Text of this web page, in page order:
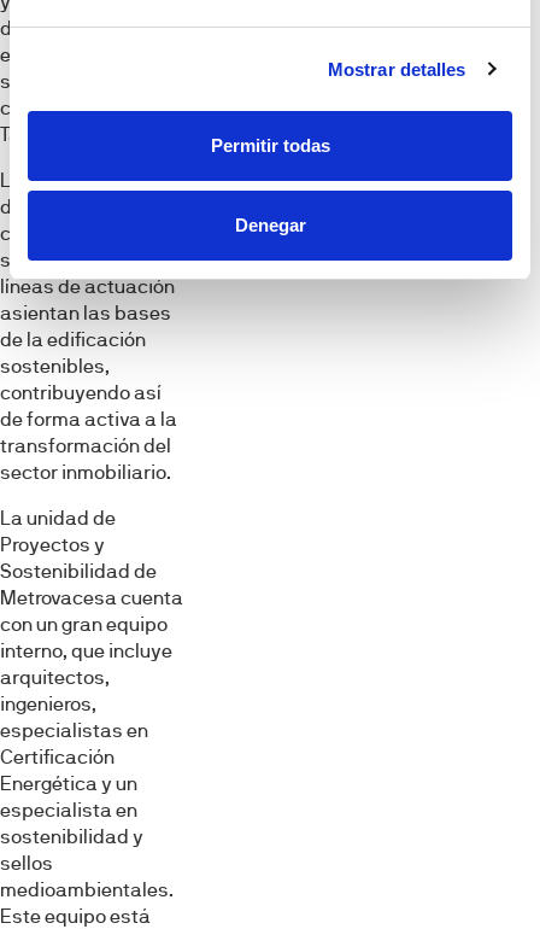
Mostrar detalles
Permitir todas
Denegar
de la Unión Europea
en materia de
sostenibilidad,
como Level(s) y
Taxonomia.
La estructura final
de Domum califica 5
categorías y 29
subcategorías. Las
líneas de actuación
asientan las bases
de la edificación
sostenibles,
contribuyendo así
de forma activa a la
transformación del
sector inmobiliario.
La unidad de
Proyectos y
Sostenibilidad de
Metrovacesa cuenta
con un gran equipo
interno, que incluye
arquitectos,
ingenieros,
especialistas en
Certificación
Energética y un
especialista en
sostenibilidad y
sellos
medioambientales.
Este equipo está